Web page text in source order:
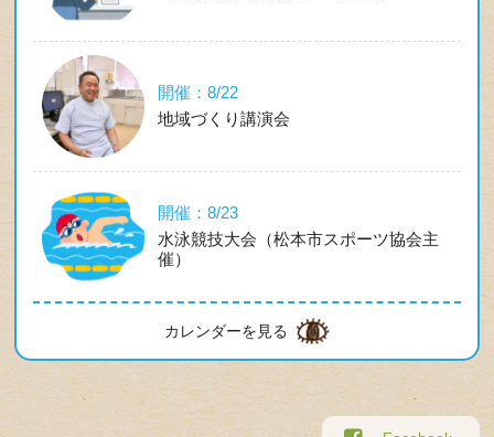
開催：8/22
地域づくり講演会
開催：8/23
水泳競技大会（松本市スポーツ協会主
催）
カレンダーを見る